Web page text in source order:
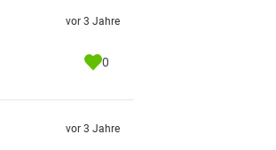
vor 3 Jahre
0
vor 3 Jahre